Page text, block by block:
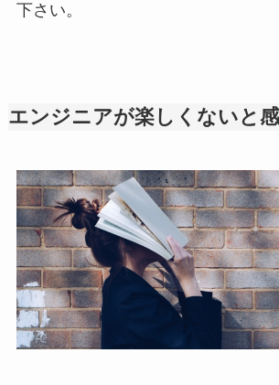
下さい。
エンジニアが楽しくないと